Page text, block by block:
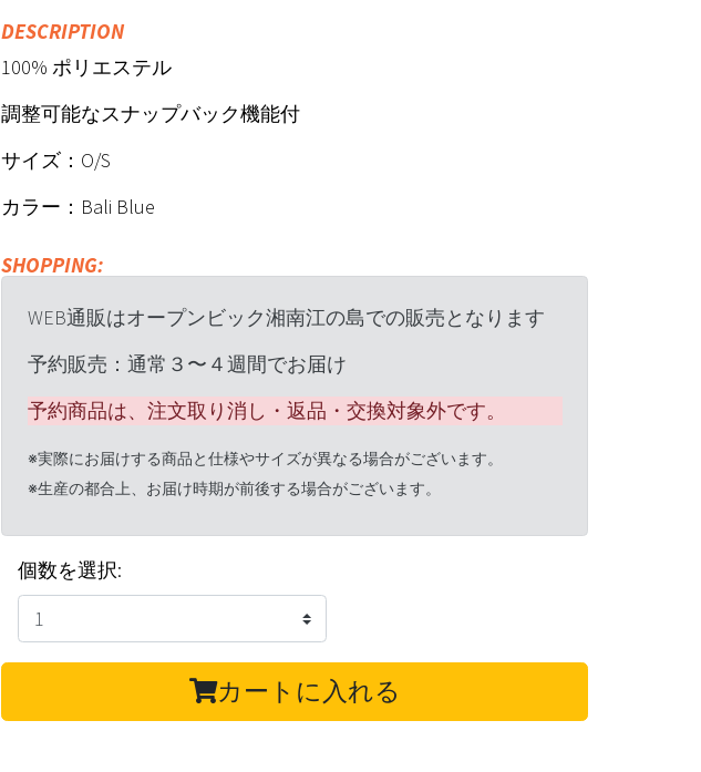
DESCRIPTION
100% ポリエステル
調整可能なスナップバック機能付
サイズ：O/S
カラー：Bali Blue
SHOPPING:
WEB通販はオープンビック湘南江の島での販売となります
予約販売：通常３〜４週間でお届け
予約商品は、注文取り消し・返品・交換対象外です。
※実際にお届けする商品と仕様やサイズが異なる場合がございます。
※生産の都合上、お届け時期が前後する場合がございます。
個数を選択:
カートに入れる